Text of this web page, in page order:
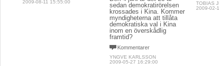
2009-08-11 15:55:00
sedan demokratirörelsen
krossades i Kina. Kommer
myndigheterna att tillåta
demokratiska val i Kina
inom en överskådlig
framtid?
Kommentarer
YNGVE KARLSSON
2009-05-27 16:29:00
TOBIAS
2009-02-